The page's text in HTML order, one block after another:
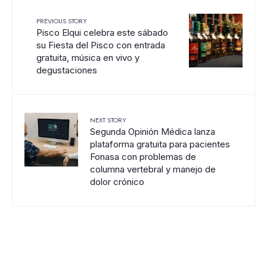
PREVIOUS STORY
Pisco Elqui celebra este sábado
su Fiesta del Pisco con entrada
gratuita, música en vivo y
degustaciones
NEXT STORY
Segunda Opinión Médica lanza
plataforma gratuita para pacientes
Fonasa con problemas de
columna vertebral y manejo de
dolor crónico